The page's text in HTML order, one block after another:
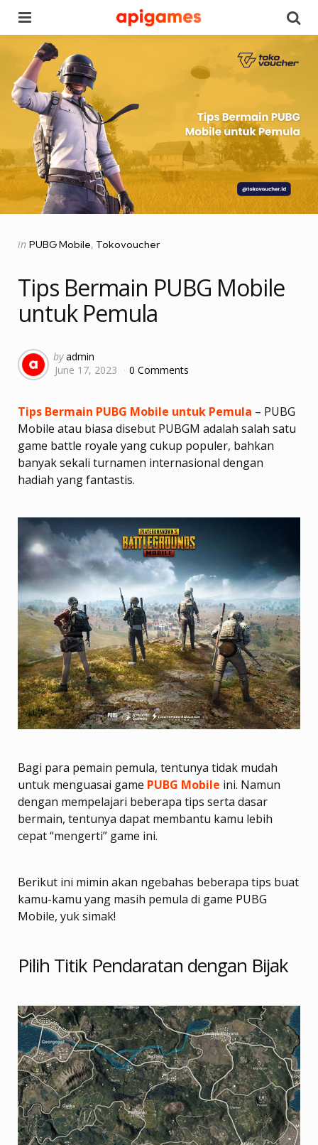
Categories
Posted
in PUBG Mobile Tokovoucher
Tips Bermain PUBG Mobile
untuk Pemula
Posted
by
by admin
June 17, 2023
0 Comments
Tips Bermain PUBG Mobile untuk Pemula – PUBG
Mobile atau biasa disebut PUBGM adalah salah satu
game battle royale yang cukup populer, bahkan
banyak sekali turnamen internasional dengan
hadiah yang fantastis.
Bagi para pemain pemula, tentunya tidak mudah
untuk menguasai game PUBG Mobile ini. Namun
dengan mempelajari beberapa tips serta dasar
bermain, tentunya dapat membantu kamu lebih
cepat “mengerti” game ini.
Berikut ini mimin akan ngebahas beberapa tips buat
kamu-kamu yang masih pemula di game PUBG
Mobile, yuk simak!
Pilih Titik Pendaratan dengan Bijak